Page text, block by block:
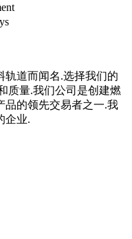
轨道而闻名.选择我们的
质量.我们公司是创建燃
品的领先交易者之一.我
企业.